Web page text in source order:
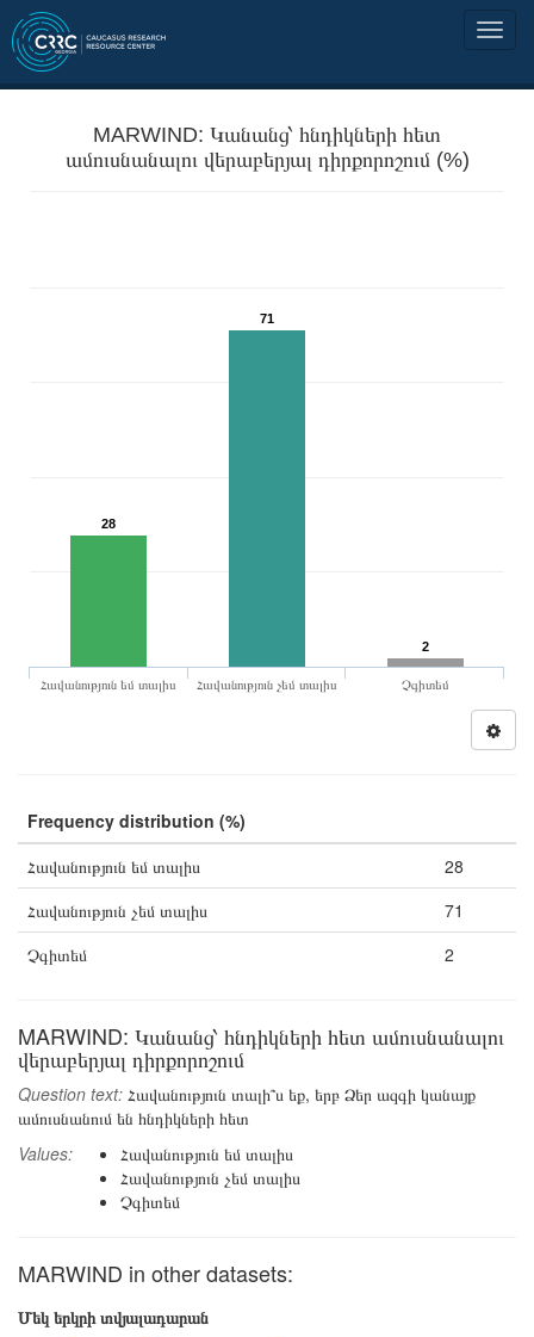
MARWIND: Կանանց՝ հնդիկների հետ
ամուսնանալու վերաբերյալ դիրքորոշում (%)
28
71
2
Հավանություն եմ տալիս Հավանություն չեմ տալիս Չգիտեմ
Frequency distribution (%)
Հավանություն եմ տալիս
28
Հավանություն չեմ տալիս
71
Չգիտեմ
2
MARWIND: Կանանց՝ հնդիկների հետ ամուսնանալու
վերաբերյալ դիրքորոշում
Question text: Հավանություն տալի՞ս եք, երբ Ձեր ազգի կանայք
ամուսնանում են հնդիկների հետ
Values:
Հավանություն եմ տալիս
Հավանություն չեմ տալիս
Չգիտեմ
MARWIND in other datasets:
Մեկ երկրի տվյալադարան